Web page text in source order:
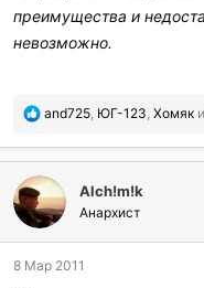
преимущества и
невозможно.
П
б
а
г
о
а
and725 ЮГ-123 Хомяк
Alch!m!k
Анархист
8 Мар 2011